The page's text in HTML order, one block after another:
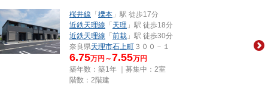
桜井線 「 櫟本 」駅 徒歩17分
近鉄天理線 「 天理 」駅 徒歩18分
近鉄天理線 「 前栽 」駅 徒歩30分
奈良県天理市石上町 ３００－１
6.75万円～7.55万円
築年数：築1年 ｜募集中： 2室
階数：2階建